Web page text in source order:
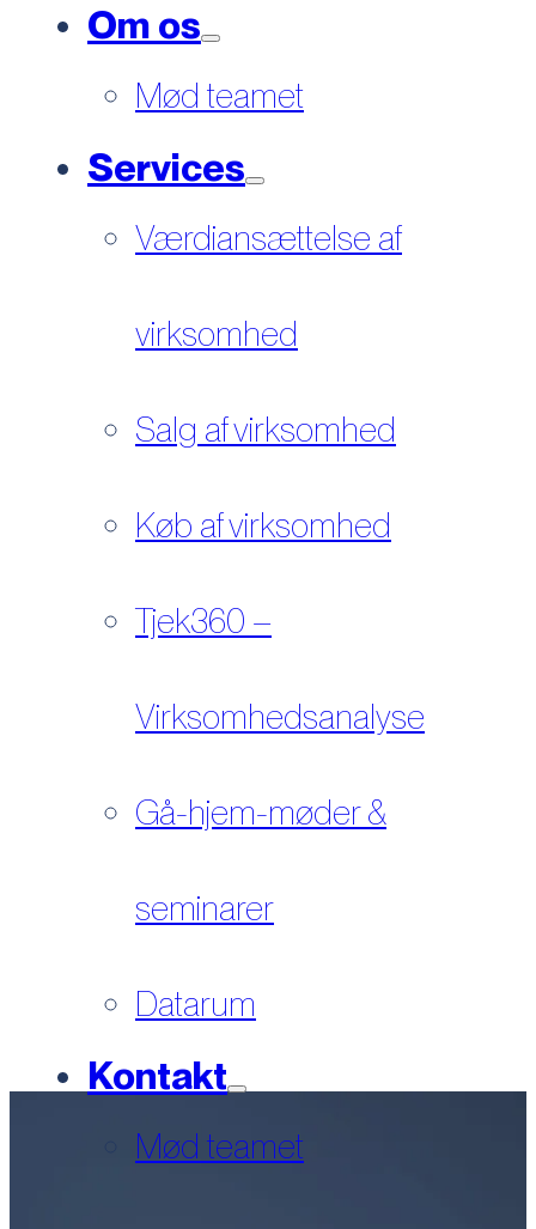
Om os
Mød teamet
Services
Værdiansættelse af
virksomhed
Salg af virksomhed
Køb af virksomhed
Tjek360 –
Virksomhedsanalyse
Gå-hjem-møder &
seminarer
Datarum
Kontakt
Mød teamet